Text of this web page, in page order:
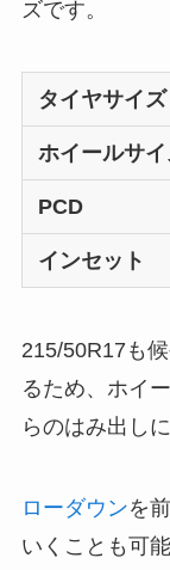
ズです。
タイヤサイズ
ホイールサ
PCD
インセット
215/50R17も
るため、ホイ
らのはみ出し
ローダウンを
いくことも可